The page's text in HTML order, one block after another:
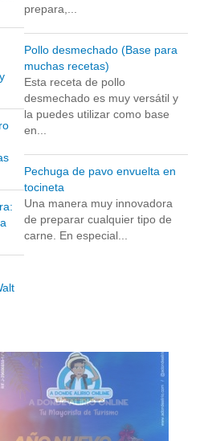
en Amazonas
en Anzoátegui
en Aragua
en Bolívar
en Falcón
en Sucre
prepara,...
Pollo desmechado (Base para
muchas recetas)
Esta receta de pollo
desmechado es muy versátil y
la puedes utilizar como base
en...
Pechuga de pavo envuelta en
tocineta
Una manera muy innovadora
de preparar cualquier tipo de
carne. En especial...